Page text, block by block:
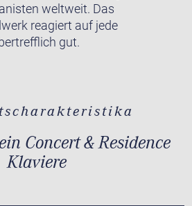
weltweit. Das
reagiert auf jede
gut.
Concert & Residence
Klaviere